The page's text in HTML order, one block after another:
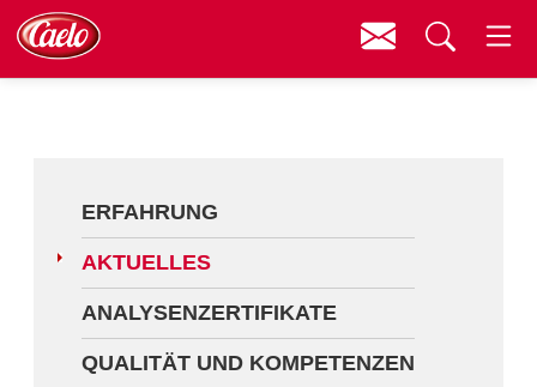
Qualität und Kompetenzen
HV-Produkte
Rezeptur-Produkte
ERFAHRUNG
AKTUELLES
ANALYSENZERTIFIKATE
QUALITÄT UND KOMPETENZEN